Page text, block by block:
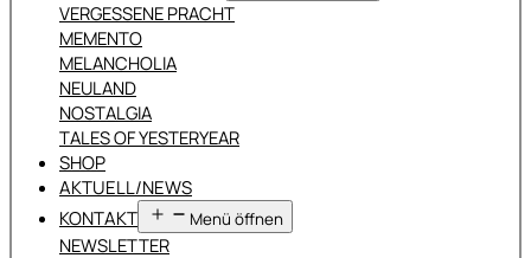
VERGESSENE PRACHT
MEMENTO
MELANCHOLIA
NEULAND
NOSTALGIA
TALES OF YESTERYEAR
SHOP
AKTUELL/NEWS
KONTAKT
Menü öffnen
NEWSLETTER